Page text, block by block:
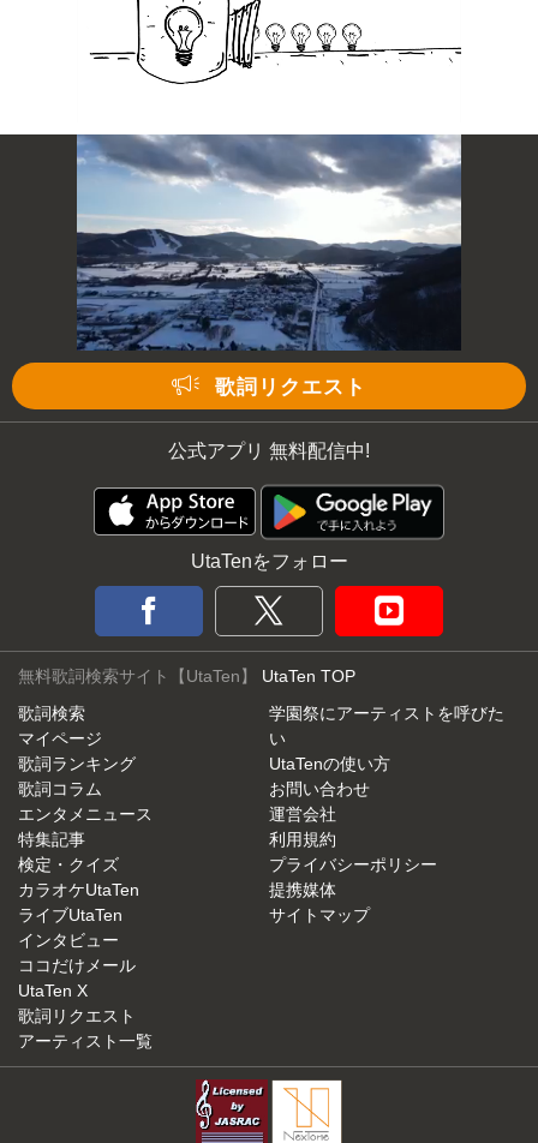
歌詞リクエスト
公式アプリ 無料配信中!
UtaTenをフォロー
無料歌詞検索サイト【UtaTen】 UtaTen TOP
歌詞検索
マイページ
歌詞ランキング
歌詞コラム
エンタメニュース
特集記事
検定・クイズ
カラオケUtaTen
ライブUtaTen
インタビュー
ココだけメール
UtaTen X
歌詞リクエスト
アーティスト一覧
学園祭にアーティストを呼びた
い
UtaTenの使い方
お問い合わせ
運営会社
利用規約
プライバシーポリシー
提携媒体
サイトマップ